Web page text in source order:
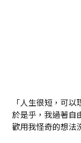
「人生很短，可
於是乎，我過著自
歡用我怪奇的想法